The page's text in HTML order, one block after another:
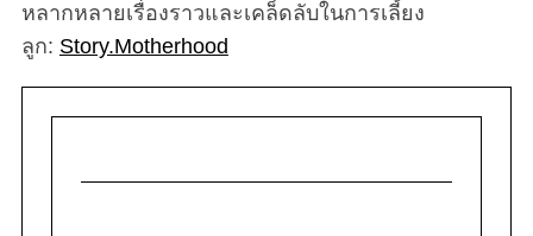
หลากหลายเรื่องราวและเคล็ดลับในการเลี้ยง
ลูก: Story.Motherhood